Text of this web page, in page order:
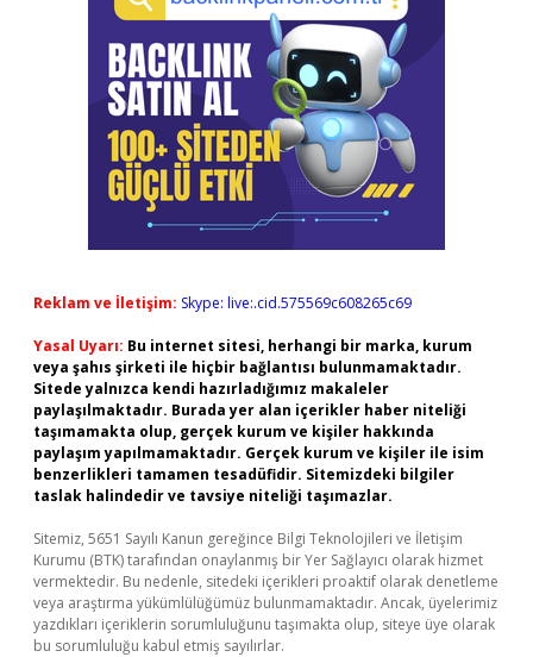
Reklam ve İletişim: Skype: live:.cid.575569c608265c69
Yasal Uyarı: Bu internet sitesi, herhangi bir marka, kurum
veya şahıs şirketi ile hiçbir bağlantısı bulunmamaktadır.
Sitede yalnızca kendi hazırladığımız makaleler
paylaşılmaktadır. Burada yer alan içerikler haber niteliği
taşımamakta olup, gerçek kurum ve kişiler hakkında
paylaşım yapılmamaktadır. Gerçek kurum ve kişiler ile isim
benzerlikleri tamamen tesadüfidir. Sitemizdeki bilgiler
taslak halindedir ve tavsiye niteliği taşımazlar.
Sitemiz, 5651 Sayılı Kanun gereğince Bilgi Teknolojileri ve İletişim
Kurumu (BTK) tarafından onaylanmış bir Yer Sağlayıcı olarak hizmet
vermektedir. Bu nedenle, sitedeki içerikleri proaktif olarak denetleme
veya araştırma yükümlülüğümüz bulunmamaktadır. Ancak, üyelerimiz
yazdıkları içeriklerin sorumluluğunu taşımakta olup, siteye üye olarak
bu sorumluluğu kabul etmiş sayılırlar.